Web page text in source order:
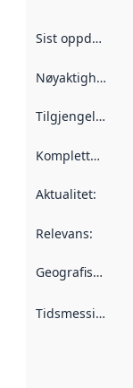
Sist oppdatert
Nøyaktighet
Tilgjengelighet
Kompletthet
Aktualitet:
Relevans:
Geografisk avgrensning
Tidsmessig avgrensning